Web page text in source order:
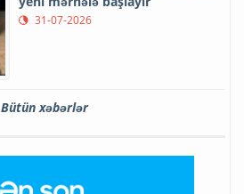
31-07-2026
Bütün xəbərlər